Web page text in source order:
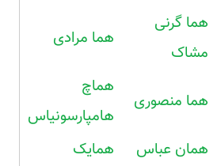
هما گرنی
مشاک
هما مرادی
هما منصوری
هماچ
هامپارسونیاس
همان عباس
همایک